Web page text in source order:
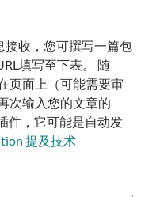
收，您可撰写一篇包
填写至下表。 随
页面上（可能需要审
次输入您的文章的
件，它可能是自动发
提及技术